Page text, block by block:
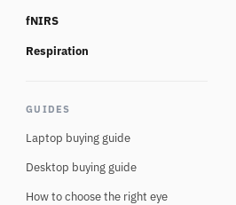
Eye tracking glasses
Eye Tracking Multi Camera
Eye tracking Virtual Reality
fNIRS
Respiration
GUIDES
Laptop buying guide
Desktop buying guide
How to choose the right eye